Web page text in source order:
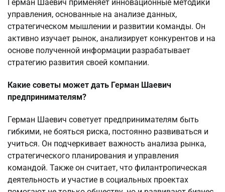
Герман Шаевич применяет инновационные методики
управления, основанные на анализе данных,
стратегическом мышлении и развитии команды. Он
активно изучает рынок, анализирует конкурентов и на
основе полученной информации разрабатывает
стратегию развития своей компании.
Какие советы может дать Герман Шаевич
предпринимателям?
Герман Шаевич советует предпринимателям быть
гибкими, не бояться риска, постоянно развиваться и
учиться. Он подчеркивает важность анализа рынка,
стратегического планирования и управления
командой. Также он считает, что филантропическая
деятельность и участие в социальных проектах